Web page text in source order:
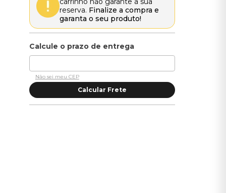
reserva. Finalize a compra e
garanta o seu produto!
Não sei meu CEP